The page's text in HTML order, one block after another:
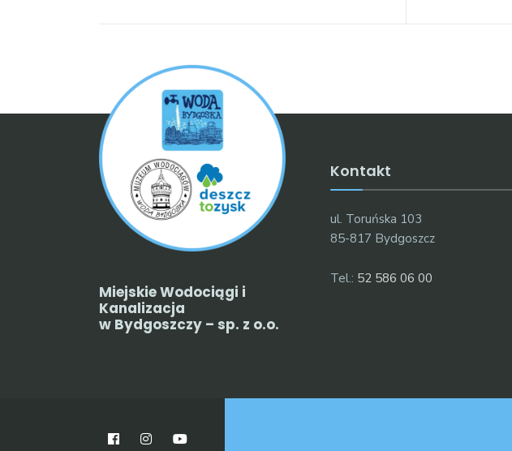
Miejskie Wodociągi i
Kanalizacja
w Bydgoszczy – sp. z o.o.
Kontakt
ul. Toruńska 103
85-817 Bydgoszcz
Tel.: 52 586 06 00